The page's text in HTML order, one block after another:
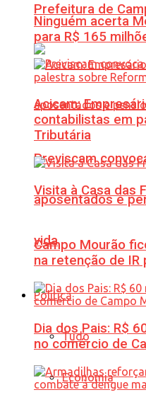
Prefeitura de
Previscam
aposentados e
vida
Política
Tudo
Economia
Ninguém acerta
para R$ 165
Acicam:
contabilistas em
Tributária
Visita à Casa das
Campo Mourão
na retenção de IR
Dia dos Pais: R$
no comércio de